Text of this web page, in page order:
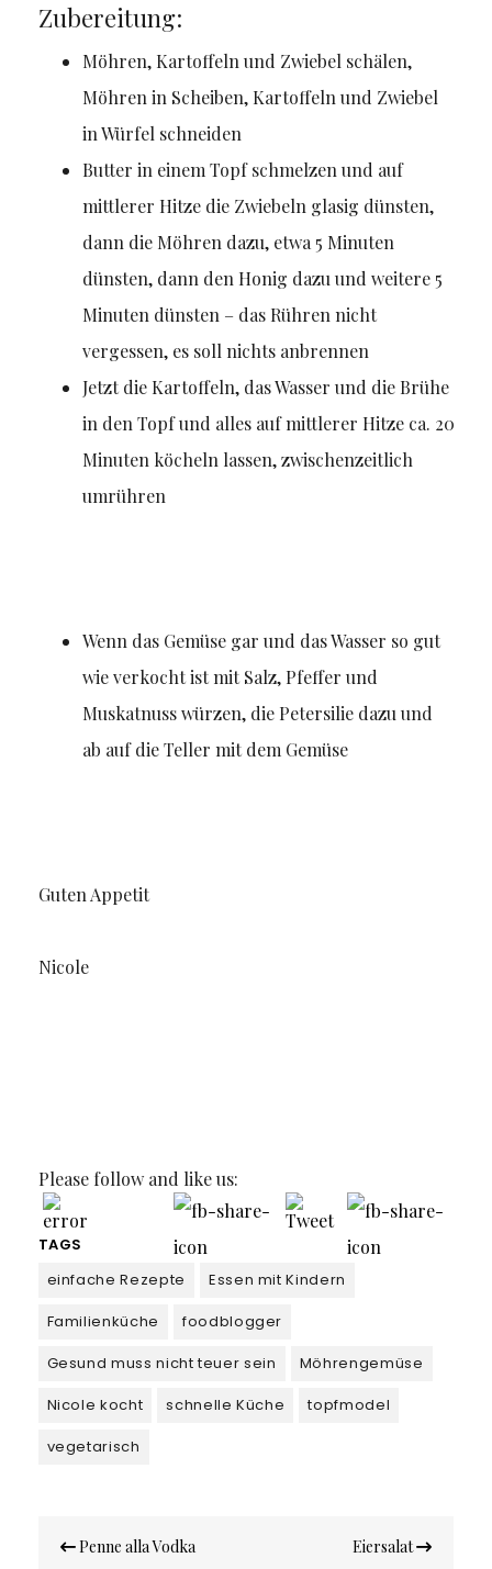
Zubereitung:
Möhren, Kartoffeln und Zwiebel schälen,
Möhren in Scheiben, Kartoffeln und Zwiebel
in Würfel schneiden
Butter in einem Topf schmelzen und auf
mittlerer Hitze die Zwiebeln glasig dünsten,
dann die Möhren dazu, etwa 5 Minuten
dünsten, dann den Honig dazu und weitere 5
Minuten dünsten – das Rühren nicht
vergessen, es soll nichts anbrennen
Jetzt die Kartoffeln, das Wasser und die Brühe
in den Topf und alles auf mittlerer Hitze ca. 20
Minuten köcheln lassen, zwischenzeitlich
umrühren
Wenn das Gemüse gar und das Wasser so gut
wie verkocht ist mit Salz, Pfeffer und
Muskatnuss würzen, die Petersilie dazu und
ab auf die Teller mit dem Gemüse
Guten Appetit
Nicole
Please follow and like us:
TAGS
einfache Rezepte
Essen mit Kindern
Familienküche
foodblogger
Gesund muss nicht teuer sein
Möhrengemüse
Nicole kocht
schnelle Küche
topfmodel
vegetarisch
Penne alla Vodka Eiersalat